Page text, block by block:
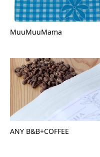
MuuMuuMama
ANY B&B+COFFEE